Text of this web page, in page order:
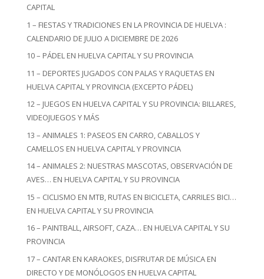
CAPITAL
1 – FIESTAS Y TRADICIONES EN LA PROVINCIA DE HUELVA :
CALENDARIO DE JULIO A DICIEMBRE DE 2026
10 – PÁDEL EN HUELVA CAPITAL Y SU PROVINCIA
11 – DEPORTES JUGADOS CON PALAS Y RAQUETAS EN
HUELVA CAPITAL Y PROVINCIA (EXCEPTO PÁDEL)
12 – JUEGOS EN HUELVA CAPITAL Y SU PROVINCIA: BILLARES,
VIDEOJUEGOS Y MÁS
13 – ANIMALES 1: PASEOS EN CARRO, CABALLOS Y
CAMELLOS EN HUELVA CAPITAL Y PROVINCIA
14 – ANIMALES 2: NUESTRAS MASCOTAS, OBSERVACIÓN DE
AVES… EN HUELVA CAPITAL Y SU PROVINCIA
15 – CICLISMO EN MTB, RUTAS EN BICICLETA, CARRILES BICI…
EN HUELVA CAPITAL Y SU PROVINCIA
16 – PAINTBALL, AIRSOFT, CAZA… EN HUELVA CAPITAL Y SU
PROVINCIA
17 – CANTAR EN KARAOKES, DISFRUTAR DE MÚSICA EN
DIRECTO Y DE MONÓLOGOS EN HUELVA CAPITAL